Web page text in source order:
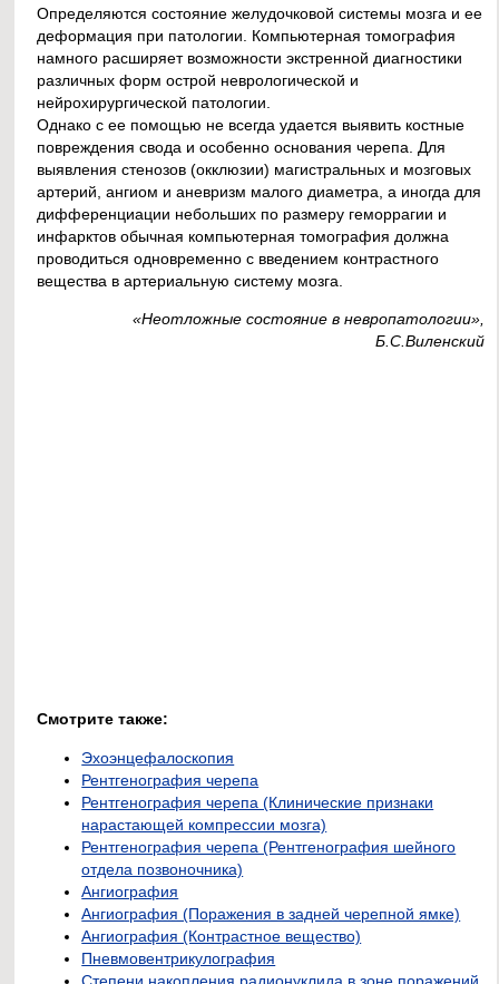
Определяются состояние желудочковой системы мозга и ее
деформация при патологии. Компьютерная томография
намного расширяет возможности экстренной диагностики
различных форм острой неврологической и
нейрохирургической патологии.
Однако с ее помощью не всегда удается выявить костные
повреждения свода и особенно основания черепа. Для
выявления стенозов (окклюзии) магистральных и мозговых
артерий, ангиом и аневризм малого диаметра, а иногда для
дифференциации небольших по размеру геморрагии и
инфарктов обычная компьютерная томография должна
проводиться одновременно с введением контрастного
вещества в артериальную систему мозга.
«Неотложные состояние в невропатологии»,
Б.С.Виленский
Смотрите также:
Эхоэнцефалоскопия
Рентгенография черепа
Рентгенография черепа (Клинические признаки
нарастающей компрессии мозга)
Рентгенография черепа (Рентгенография шейного
отдела позвоночника)
Ангиография
Ангиография (Поражения в задней черепной ямке)
Ангиография (Контрастное вещество)
Пневмовентрикулография
Степени накопления радионуклида в зоне поражений